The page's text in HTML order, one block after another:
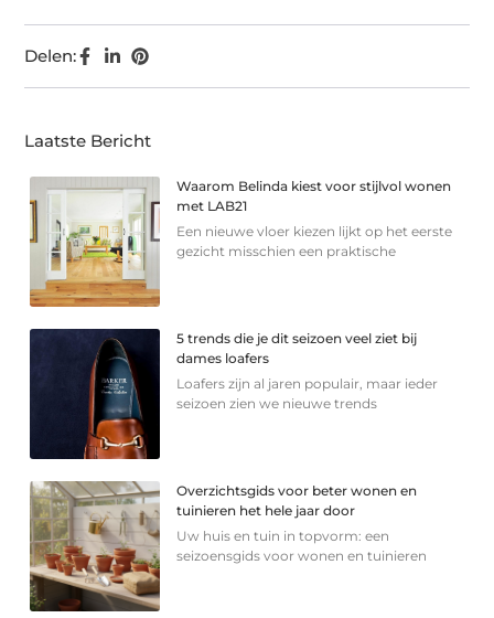
Delen:
Laatste Bericht
Waarom Belinda kiest voor stijlvol wonen
met LAB21
Een nieuwe vloer kiezen lijkt op het eerste
gezicht misschien een praktische
5 trends die je dit seizoen veel ziet bij
dames loafers
Loafers zijn al jaren populair, maar ieder
seizoen zien we nieuwe trends
Overzichtsgids voor beter wonen en
tuinieren het hele jaar door
Uw huis en tuin in topvorm: een
seizoensgids voor wonen en tuinieren